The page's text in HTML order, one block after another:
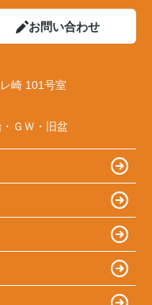
お問い合わせ
崎 101号室
ＧＷ・旧盆